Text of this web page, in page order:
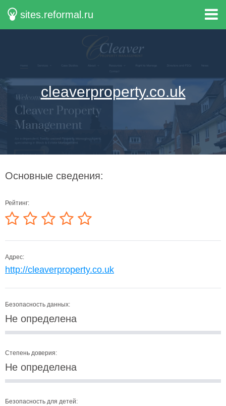
sites.reformal.ru
cleaverproperty.co.uk
Основные сведения:
Рейтинг:
Адрес:
http://cleaverproperty.co.uk
Безопасность данных:
Не определена
Степень доверия:
Не определена
Безопасность для детей: